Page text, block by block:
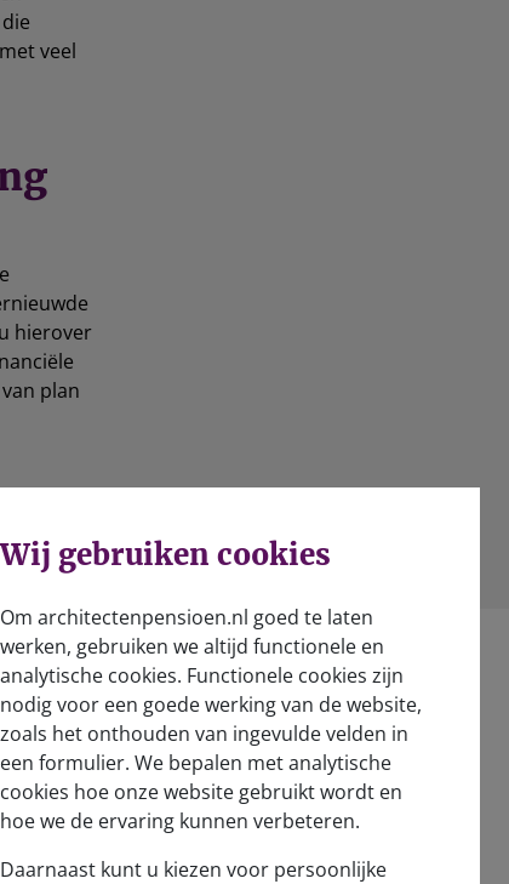
veel
hierover
plan
Over ons
Wie zijn wij?
Verantwoord beleggen
Wij gebruiken cookies
Om architectenpensioen.nl goed te laten
werken, gebruiken we altijd functionele en
analytische cookies. Functionele cookies zijn
nodig voor een goede werking van de website,
zoals het onthouden van ingevulde velden in
een formulier. We bepalen met analytische
cookies hoe onze website gebruikt wordt en
hoe we de ervaring kunnen verbeteren.
Daarnaast kunt u kiezen voor persoonlijke